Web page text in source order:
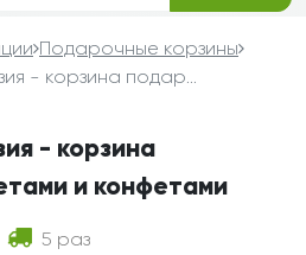
Подарочные корзины
Радужная фантазия - корзина подарочная с цветами и конфетами
- корзина
и конфетами
5 раз